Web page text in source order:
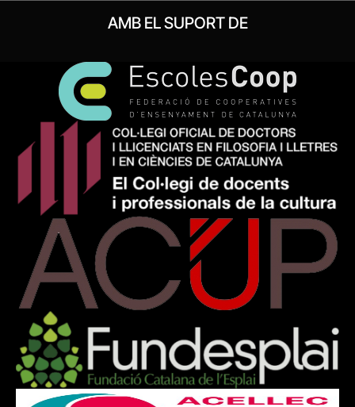
AMB EL SUPORT DE